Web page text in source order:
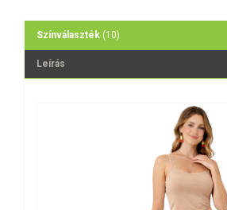
Színválaszték (10)
Leírás